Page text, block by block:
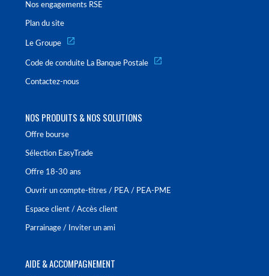
Nos engagements RSE
Plan du site
Le Groupe
Code de conduite La Banque Postale
Contactez-nous
NOS PRODUITS & NOS SOLUTIONS
Offre bourse
Sélection EasyTrade
Offre 18-30 ans
Ouvrir un compte-titres / PEA / PEA-PME
Espace client / Accès client
Parrainage / Inviter un ami
AIDE & ACCOMPAGNEMENT